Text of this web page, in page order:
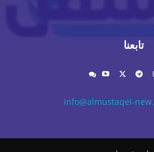
تابعنا
info@almustaqel-